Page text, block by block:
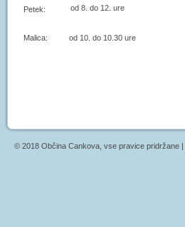
Petek: od 8. do 12. ure
Malica: od 10. do 10.30 ure
© 2018 Občina Cankova, vse pravice pridržane |